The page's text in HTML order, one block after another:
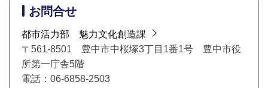
お問合せ
都市活力部 魅力文化創造課
〒561-8501 豊中市中桜塚3丁目1番1号 豊中市役
所第一庁舎5階
電話：06-6858-2503